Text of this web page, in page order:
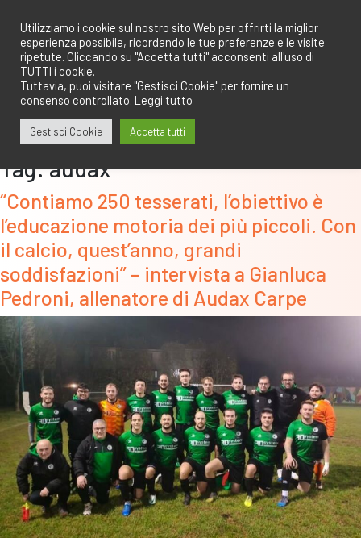
contenuto
Tag:audax
“Contiamo 250 tesserati, l’obiettivo è
l’educazione motoria dei più piccoli. Con
il calcio, quest’anno, grandi
soddisfazioni” – intervista a Gianluca
Pedroni, allenatore di Audax Carpe
Utilizziamo i cookie sul nostro sito Web per offrirti la miglior
esperienza possibile, ricordando le tue preferenze e le visite
ripetute. Cliccando su "Accetta tutti" acconsenti all'uso di
TUTTI i cookie.
Tuttavia, puoi visitare "Gestisci Cookie" per fornire un
consenso controllato. Leggi tutto
Gestisci Cookie Accetta tutti